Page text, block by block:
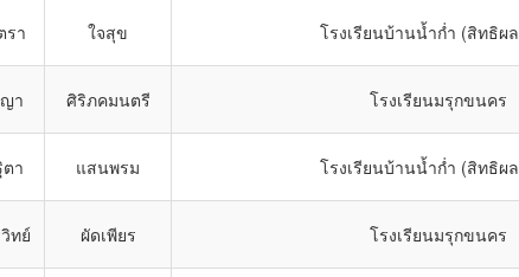
รา ใจสุข โรงเรียนบ้านน้ำก่ำ (สิทธิผ
า ศิริภคมนตรี โรงเรียนมรุกขนคร
า แสนพรม โรงเรียนบ้านน้ำก่ำ (สิทธิผ
ทย์ ผัดเพียร โรงเรียนมรุกขนคร